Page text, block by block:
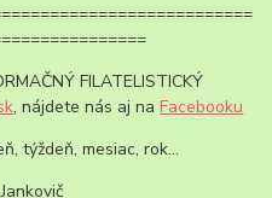
FILATELISTICKÝ
, nájdete nás aj naFacebooku
týždeň, mesiac, rok...